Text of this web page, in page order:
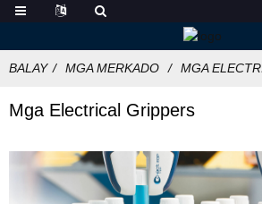
BALAY MGA MERKADO MGA
Mga Electrical Grippers